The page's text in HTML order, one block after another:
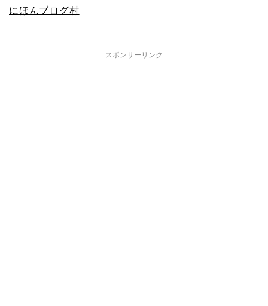
にほんブログ村
スポンサーリンク